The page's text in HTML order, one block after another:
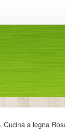
Cucina a legna